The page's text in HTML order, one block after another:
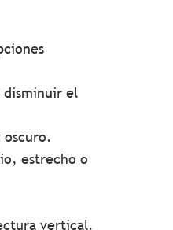
disminuir el
estrecho o
vertical.